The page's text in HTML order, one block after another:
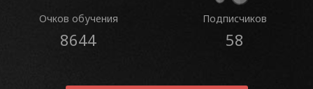
Очков обучения
8644
Подписчиков
58